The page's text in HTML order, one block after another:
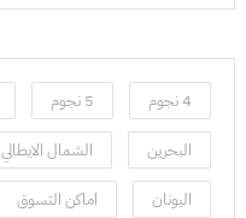
4 نجوم 5 نجوم
البحرين الشمال الايطالي
اليونان اماكن التسوق